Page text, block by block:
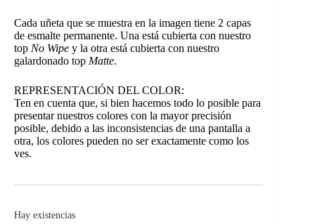
Cada uñeta que se muestra en la imagen tiene 2 capas
de esmalte permanente. Una está cubierta con nuestro
top No Wipe y la otra está cubierta con nuestro
galardonado top Matte.
REPRESENTACIÓN DEL COLOR:
Ten en cuenta que, si bien hacemos todo lo posible para
presentar nuestros colores con la mayor precisión
posible, debido a las inconsistencias de una pantalla a
otra, los colores pueden no ser exactamente como los
ves.
Hay existencias